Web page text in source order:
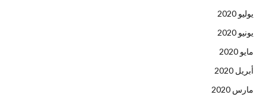
يوليو 2020
يونيو 2020
مايو 2020
أبريل 2020
مارس 2020